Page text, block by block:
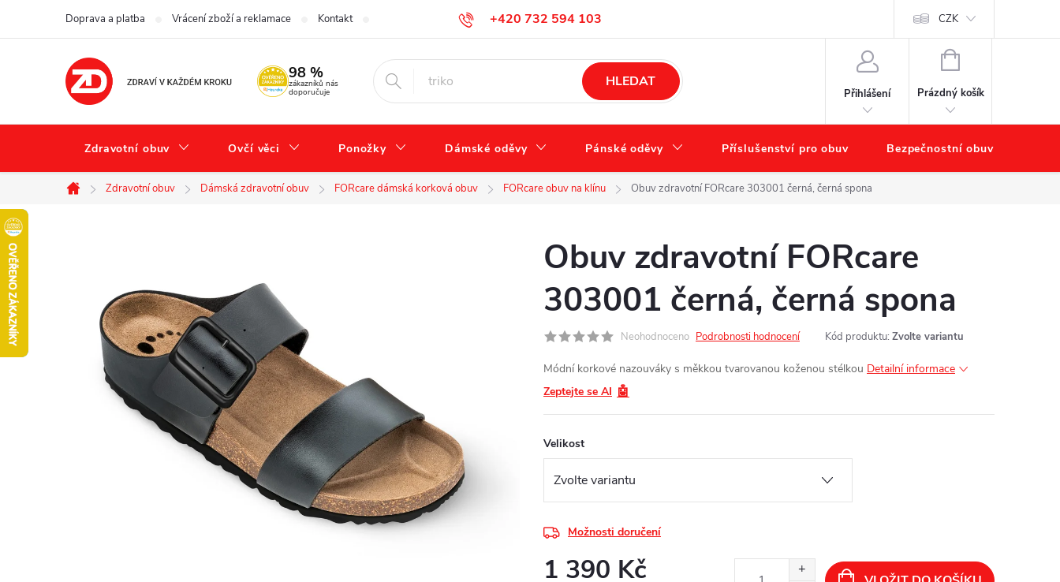
+420 732 594 103
info@zdravotnidoplnky.com
Doprava a platba Vrácení zboží a reklamace Kontakt Jak se správně starat o obuv? Obchodní podmínky
CZK
98 %
zákazníků nás
doporučuje
HLEDAT
Přihlášení
NÁKUPNÍ
Prázdný košík
Zdravotní obuv Ovčí věci Ponožky Dámské oděvy Pánské oděvy Příslušenství pro obuv Bezpečnostní obuv
Domů
Zdravotní obuv Dámská zdravotní obuv FORcare dámská korková obuv FORcare obuv na klínu Obuv zdravotní FORcare 303001 černá, černá spona
Obuv zdravotní FORcare
303001 černá, černá spona
Neohodnoceno Podrobnosti hodnocení Kód produktu: Zvolte variantu
Módní korkové nazouváky s měkkou tvarovanou koženou stélkou Detailní informace
Zeptejte se AI 🤖
Velikost
Možnosti doručení
1 390 Kč